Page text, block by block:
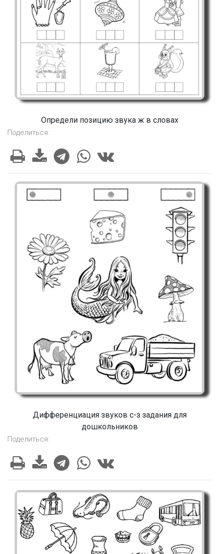
Определи позицию звука ж в словах
Поделиться:
Дифференциация звуков с-з задания для
дошкольников
Поделиться: